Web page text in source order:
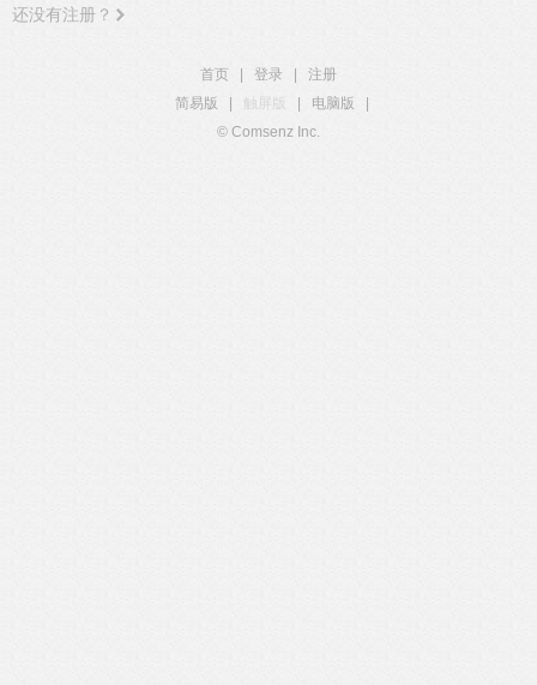
还没有注册？
首页 登录
注册
简易版
触屏版 电脑版
© Comsenz Inc.